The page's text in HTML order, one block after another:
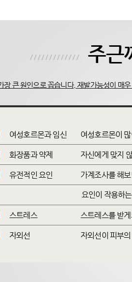
주근
장 큰 원인으로 꼽습니다. 재발가능성이 매
여성호르몬과 임신 여성호르몬이
화장품과 약제 자신에게 맞지
유전적인 요인 가계조사를 해
요인이 작용하
스트레스 스트레스를 받
자외선 자외선이 피부